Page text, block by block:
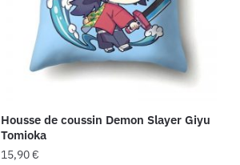
Housse de coussin Demon Slayer Giyu
Tomioka
15,90€